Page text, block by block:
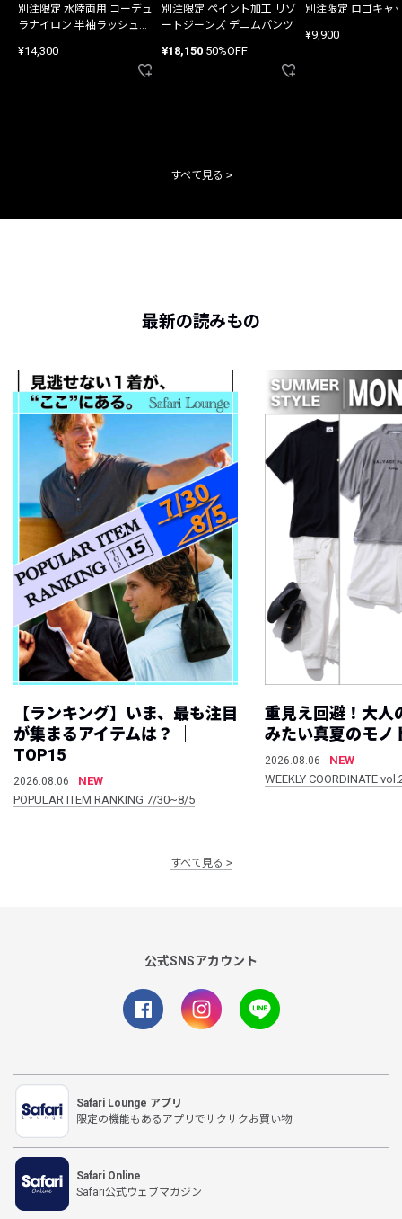
別注限定 水陸両用 コーデュ
ラナイロン 半袖ラッシュガ
¥14,300
別注限定 ペイント加工 リゾ
ートジーンズ デニムパンツ
¥18,150 50%OFF
別注限定 ロゴキャ
¥9,900
すべて見る
最新の読みもの
【ランキング】いま、最も注目
が集まるアイテムは？ ｜
TOP15
2026.08.06
NEW
POPULAR ITEM RANKING 7/30~8/5
重見え回避！大人
みたい真夏のモノ
2026.08.06
NEW
WEEKLY COORDINATE
すべて見る
公式SNSアカウント
Safari Lounge アプリ
限定の機能もあるアプリでサクサクお買い物
Safari Online
Safari公式ウェブマガジン